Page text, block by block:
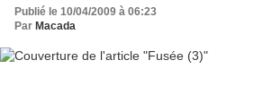
Publié le 10/04/2009 à 06:23
Par Macada